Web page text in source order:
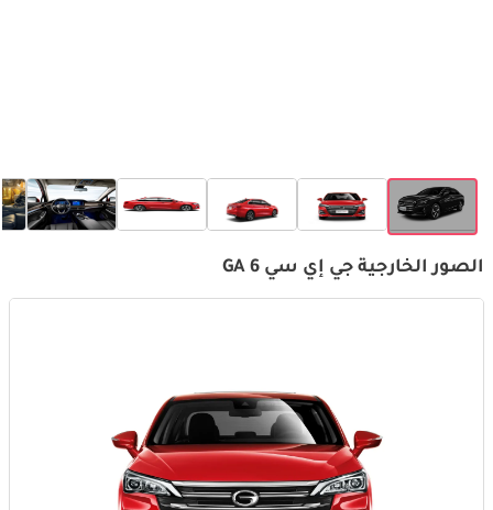
الصور الخارجية جي إي سي GA 6